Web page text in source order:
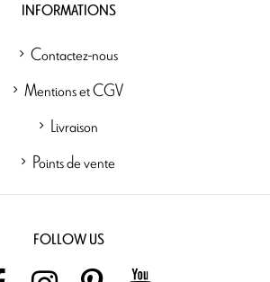
INFORMATIONS
Contactez-nous
Mentions et CGV
Livraison
Points de vente
FOLLOW US